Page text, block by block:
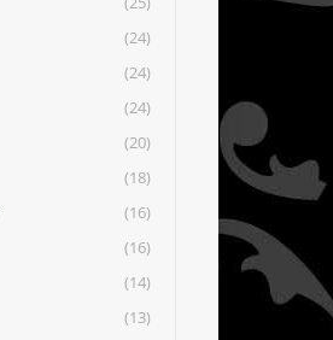
(24)
(24)
(24)
(20)
(18)
(16)
(16)
(14)
(13)